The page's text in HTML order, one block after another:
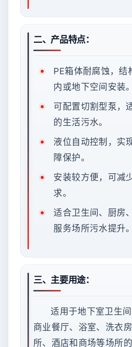
二、产品特点：
PE箱体耐腐蚀，结
内或地下空间安装。
可配置切割型泵，
的生活污水。
液位自动控制，实
障保护。
安装较方便，可减
求。
适合卫生间、厨房
服务场所污水提升。
三、主要用途：
适用于地下室卫生间
商业餐厅、浴室、洗衣
所、酒店和商场等场所